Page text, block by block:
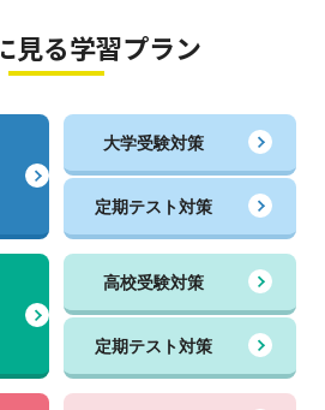
見る学習プラン
大学受験対策
定期テスト対策
高校受験対策
定期テスト対策